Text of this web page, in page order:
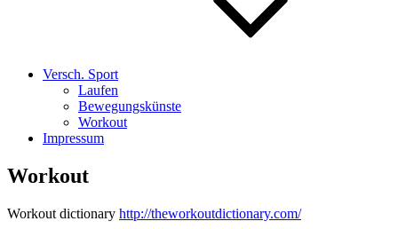
Versch. Sport
Laufen
Bewegungskünste
Workout
Impressum
Workout
Workout dictionary http://theworkoutdictionary.com/